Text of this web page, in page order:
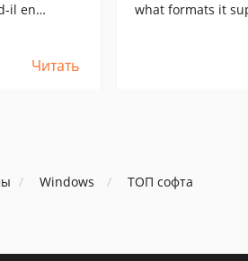
il en
que les
Читать
what formats it
Windows ТОП софта